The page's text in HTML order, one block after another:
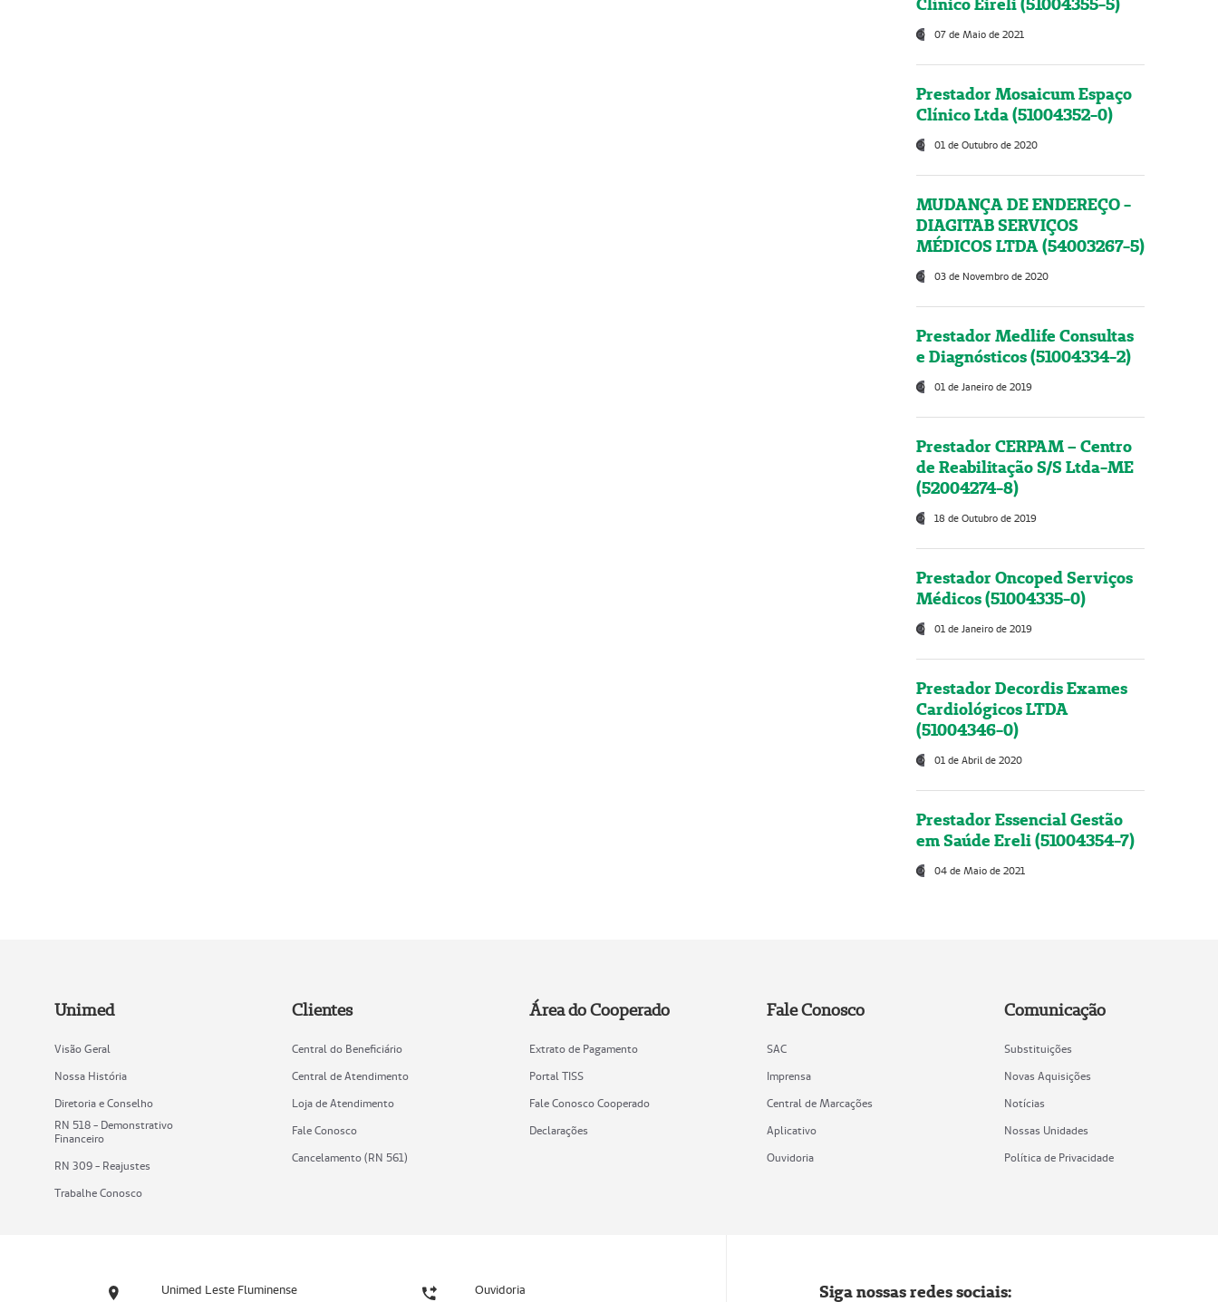
Clínico Eireli (51004355-5)
07 de Maio de 2021
Prestador Mosaicum Espaço
Clínico Ltda (51004352-0)
01 de Outubro de 2020
MUDANÇA DE ENDEREÇO -
DIAGITAB SERVIÇOS
MÉDICOS LTDA (54003267-5)
03 de Novembro de 2020
Prestador Medlife Consultas
e Diagnósticos (51004334-2)
01 de Janeiro de 2019
Prestador CERPAM – Centro
de Reabilitação S/S Ltda-ME
(52004274-8)
18 de Outubro de 2019
Prestador Oncoped Serviços
Médicos (51004335-0)
01 de Janeiro de 2019
Prestador Decordis Exames
Cardiológicos LTDA
(51004346-0)
01 de Abril de 2020
Prestador Essencial Gestão
em Saúde Ereli (51004354-7)
04 de Maio de 2021
Unimed
Visão Geral
Nossa História
Diretoria e Conselho
RN 518 - Demonstrativo
Financeiro
RN 309 - Reajustes
Trabalhe Conosco
Clientes
Central do Beneficiário
Central de Atendimento
Loja de Atendimento
Fale Conosco
Cancelamento (RN 561)
Área do Cooperado
Extrato de Pagamento
Portal TISS
Fale Conosco Cooperado
Declarações
Fale Conosco
SAC
Imprensa
Central de Marcações
Aplicativo
Ouvidoria
Comunicação
Substituições
Novas Aquisições
Notícias
Nossas Unidades
Política de Privacidade
Unimed Leste Fluminense Ouvidoria Siga nossas redes sociais: